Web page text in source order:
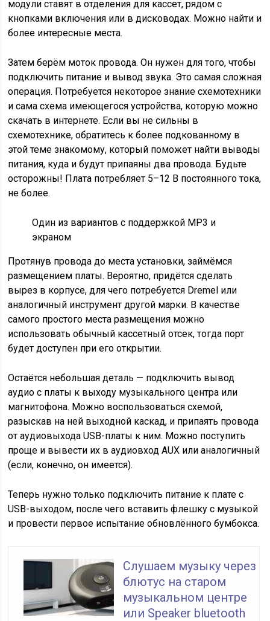
модули ставят в отделения для кассет, рядом с
кнопками включения или в дисководах. Можно найти и
более интересные места.
Затем берём моток провода. Он нужен для того, чтобы
подключить питание и вывод звука. Это самая сложная
операция. Потребуется некоторое знание схемотехники
и сама схема имеющегося устройства, которую можно
скачать в интернете. Если вы не сильны в
схемотехнике, обратитесь к более подкованному в
этой теме знакомому, который поможет найти выводы
питания, куда и будут припаяны два провода. Будьте
осторожны! Плата потребляет 5–12 В постоянного тока,
не более.
Один из вариантов с поддержкой MP3 и
экраном
Протянув провода до места установки, займёмся
размещением платы. Вероятно, придётся сделать
вырез в корпусе, для чего потребуется Dremel или
аналогичный инструмент другой марки. В качестве
самого простого места размещения можно
использовать обычный кассетный отсек, тогда порт
будет доступен при его открытии.
Остаётся небольшая деталь — подключить вывод
аудио с платы к выходу музыкального центра или
магнитофона. Можно воспользоваться схемой,
разыскав на ней выходной каскад, и припаять провода
от аудиовыхода USB-платы к ним. Можно поступить
проще и вывести их в аудиовход AUX или аналогичный
(если, конечно, он имеется).
Теперь нужно только подключить питание к плате с
USB-выходом, после чего вставить флешку с музыкой
и провести первое испытание обновлённого бумбокса.
Слушаем музыку через
блютус на старом
музыкальном центре
или Speaker bluetooth